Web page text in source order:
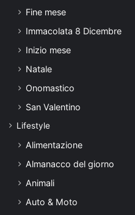
Fine mese
Immacolata 8 Dicembre
Inizio mese
Natale
Onomastico
San Valentino
Lifestyle
Alimentazione
Almanacco del giorno
Animali
Auto & Moto